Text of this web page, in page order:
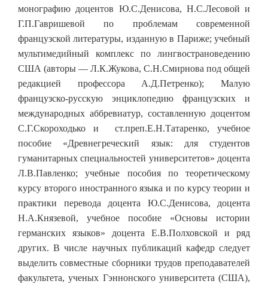
монографию доцентов Ю.С.Денисова, Н.С.Лесовой и
Г.П.Гавришевой по проблемам современной
французской литературы, изданную в Париже; учебный
мультимедийный комплекс по лингвострановедению
США (авторы — Л.К.Жукова, С.Н.Смирнова под общей
редакцией профессора А.Д.Петренко); Малую
французско-русскую энциклопедию французских и
международных аббревиатур, составленную доцентом
С.Г.Скороходько и ст.преп.Е.Н.Татаренко, учебное
пособие «Древнегреческий язык: для студентов
гуманитарных специальностей университетов» доцента
Л.В.Павленко; учебные пособия по теоретическому
курсу второго иностранного языка и по курсу теории и
практики перевода доцента Ю.С.Денисова, доцента
Н.А.Князевой, учебное пособие «Основы истории
германских языков» доцента Е.В.Полховской и ряд
других. В числе научных публикаций кафедр следует
выделить совместные сборники трудов преподавателей
факультета, ученых Гэннонского университета (США),